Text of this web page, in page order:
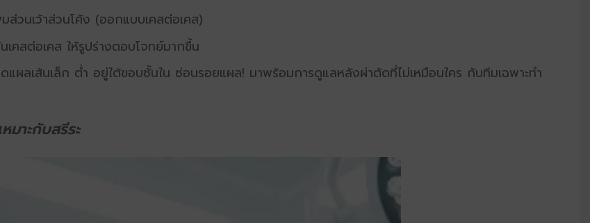
ส่วนเว้าส่วนโค้ง (ออกแบบเคสต่อเคส)
คสต่อเคส ให้รูปร่างตอบโจทย์มากขึ้น
แผลเส้นเล็ก ต่ำ อยู่ใต้ขอบชั้นใน ซ่อนรอยแผล! มาพร้อมการดูแลหลังผ่าตัดที่ไม่เหมือนใคร กับทีมเฉพาะทำ
มาะกับสรีระ